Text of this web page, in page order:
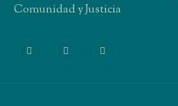
Comunidad y Justicia